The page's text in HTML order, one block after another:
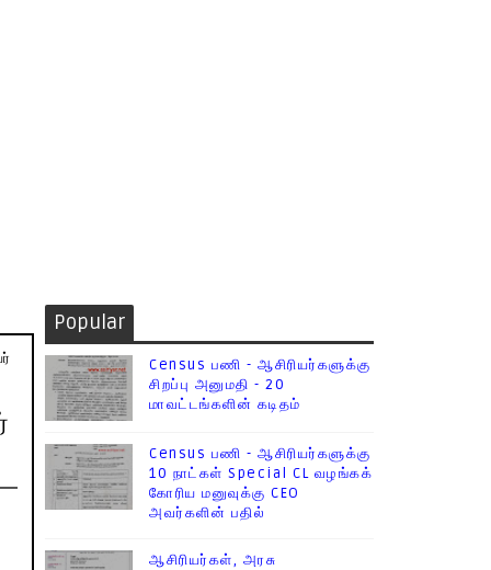
Popular
Census பணி - ஆசிரியர்களுக்கு
சிறப்பு அனுமதி - 20
மாவட்டங்களின் கடிதம்
Census பணி - ஆசிரியர்களுக்கு
10 நாட்கள் Special CL வழங்கக்
கோரிய மனுவுக்கு CEO
அவர்களின் பதில்
ஆசிரியர்கள், அரசு